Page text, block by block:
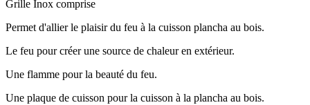
Grille Inox comprise
Permet d'allier le plaisir du feu à la cuisson plancha au bois.
Le feu pour créer une source de chaleur en extérieur.
Une flamme pour la beauté du feu.
Une plaque de cuisson pour la cuisson à la plancha au bois.